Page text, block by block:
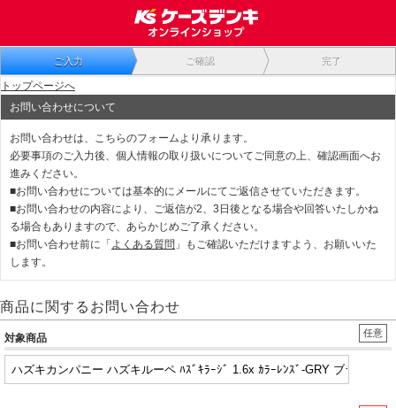
ご入力 ご確認 完了
トップページへ
お問い合わせについて
お問い合わせは、こちらのフォームより承ります。
必要事項のご入力後、個人情報の取り扱いについてご同意の上、確認画面へお
進みください。
■お問い合わせについては基本的にメールにてご返信させていただきます。
■お問い合わせの内容により、ご返信が2、3日後となる場合や回答いたしかね
る場合もありますので、あらかじめご了承ください。
■お問い合わせ前に「 よくある質問 」もご確認いただけますよう、お願いいた
します。
商品に関するお問い合わせ
任意
対象商品